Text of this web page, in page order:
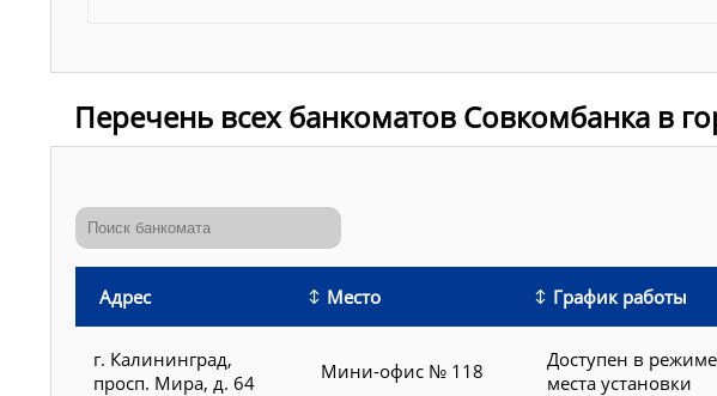
Перечень всех банкоматов Совкомбанка в
Адрес Место График работы
г. Калининград,
просп. Мира, д. 64
Мини-офис № 118
Доступен в
места установки